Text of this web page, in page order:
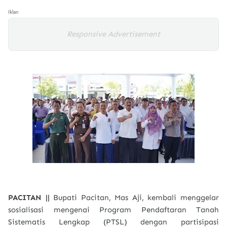
Iklan
Responsive Advertisement
PACITAN || Bupati Pacitan, Mas Aji, kembali menggelar
sosialisasi mengenai Program Pendaftaran Tanah
Sistematis Lengkap (PTSL) dengan partisipasi